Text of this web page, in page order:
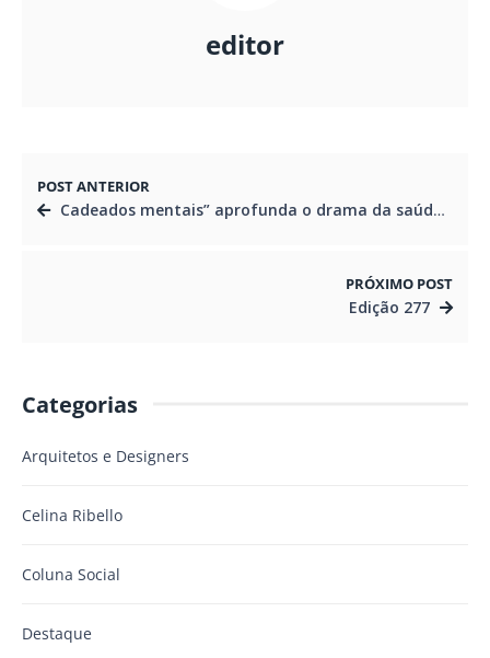
editor
POST ANTERIOR
Cadeados mentais” aprofunda o drama da saúde mental nas prisões
PRÓXIMO POST
Edição 277
Categorias
Arquitetos e Designers
Celina Ribello
Coluna Social
Destaque